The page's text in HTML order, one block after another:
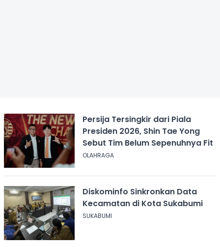
Persija Tersingkir dari Piala
Presiden 2026, Shin Tae Yong
Sebut Tim Belum Sepenuhnya Fit
OLAHRAGA
Diskominfo Sinkronkan Data
Kecamatan di Kota Sukabumi
SUKABUMI